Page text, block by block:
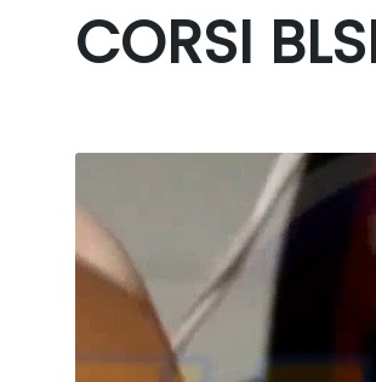
CORSI